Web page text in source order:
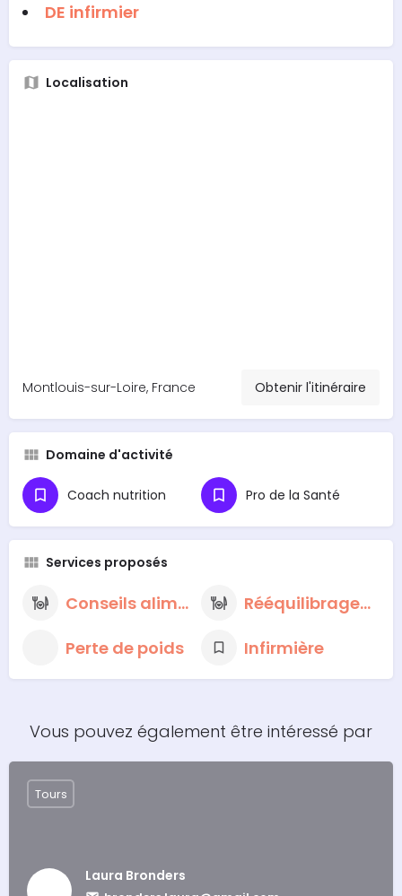
DE infirmier
Localisation
Montlouis-sur-Loire, France Obtenir l'itinéraire
Domaine d'activité
Coach nutrition Pro de la Santé
Services proposés
Conseils alimentaires nutritionnels
Rééquilibrage alimentaire
Perte de poids
Infirmière
Vous pouvez également être intéressé par
Laura Bronders
Tours